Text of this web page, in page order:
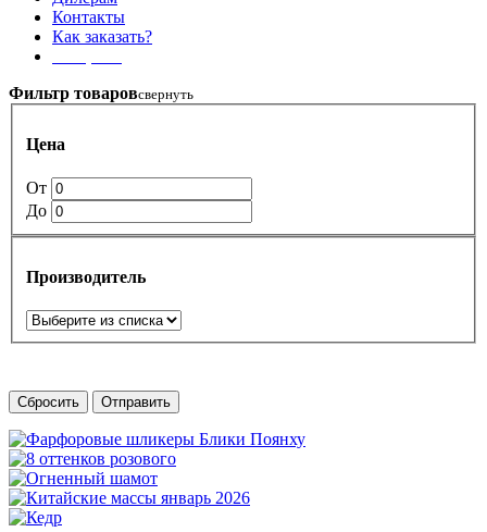
Контакты
Как заказать?
Фильтр товаровсвернуть
Цена
От
До
Производитель
Сбросить Отправить